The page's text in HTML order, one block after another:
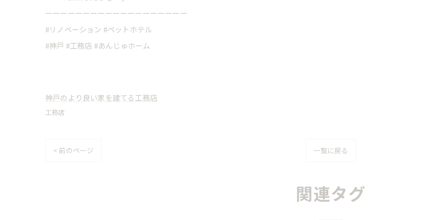
ーーーーーーーーーーーーーーーーーーー
#リノベーション #ペットホテル
#神戸 #工務店 #あんじゅホーム
神戸のより良い家を建てる工務店
工務店
< 前のページ 一覧に戻る
関連タグ